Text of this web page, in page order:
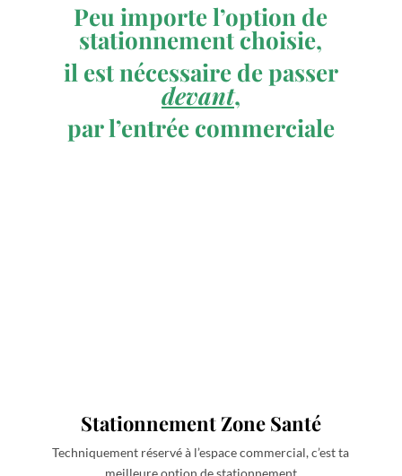
Peu importe l’option de
stationnement choisie,
il est nécessaire de passer
devant,
par l’entrée commerciale
Stationnement Zone Santé
Techniquement réservé à l’espace commercial, c’est ta
meilleure option de stationnement